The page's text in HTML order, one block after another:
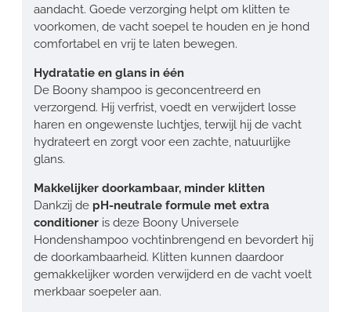
aandacht. Goede verzorging helpt om klitten te
voorkomen, de vacht soepel te houden en je hond
comfortabel en vrij te laten bewegen.
Hydratatie en glans in één
De Boony shampoo is geconcentreerd en
verzorgend. Hij verfrist, voedt en verwijdert losse
haren en ongewenste luchtjes, terwijl hij de vacht
hydrateert en zorgt voor een zachte, natuurlijke
glans.
Makkelijker doorkambaar, minder klitten
Dankzij de pH-neutrale formule met extra
conditioner is deze Boony Universele
Hondenshampoo vochtinbrengend en bevordert hij
de doorkambaarheid. Klitten kunnen daardoor
gemakkelijker worden verwijderd en de vacht voelt
merkbaar soepeler aan.